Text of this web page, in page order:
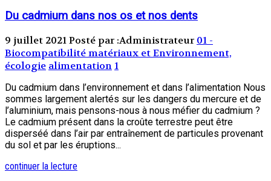
Du cadmium dans nos os et nos dents
9 juillet 2021Posté par :Administrateur 01 -
Biocompatibilité matériaux et Environnement,
écologie alimentation 1
Du cadmium dans l’environnement et dans l’alimentation Nous
sommes largement alertés sur les dangers du mercure et de
l’aluminium, mais pensons-nous à nous méfier du cadmium ?
Le cadmium présent dans la croûte terrestre peut être
disperséé dans l’air par entraînement de particules provenant
du sol et par les éruptions...
continuer la lecture